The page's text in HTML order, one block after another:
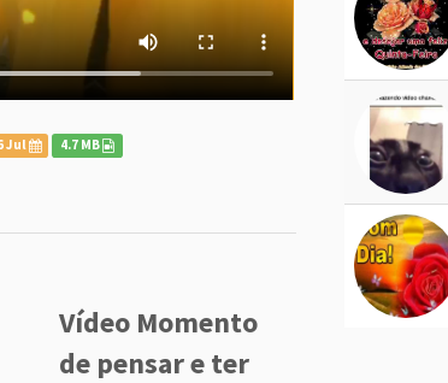
Jul 4.7 MB
Vídeo Momento
de pensar e ter